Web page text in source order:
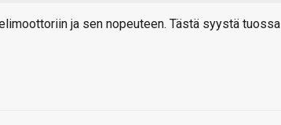
ja sen nopeuteen. Tästä syystä tuossa